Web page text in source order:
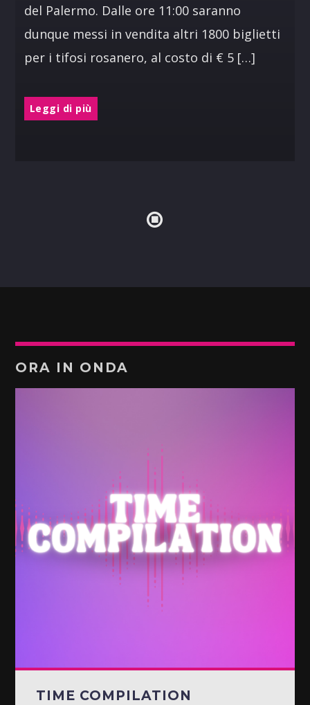
del Palermo. Dalle ore 11:00 saranno
dunque messi in vendita altri 1800 biglietti
per i tifosi rosanero, al costo di € 5 […]
Leggi di più
ORA IN ONDA
TIME COMPILATION